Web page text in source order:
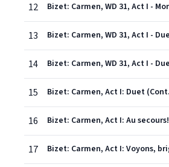
12
13
14
15
16 Bizet: Carmen, Act I: Au secours!
17